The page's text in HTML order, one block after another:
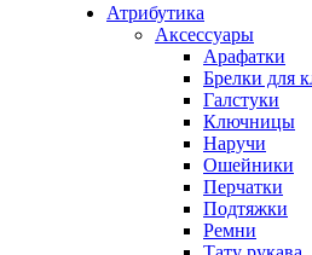
Атрибутика
Аксессуары
Арафатки
Брелки для
Галстуки
Ключницы
Наручи
Ошейники
Перчатки
Подтяжки
Ремни